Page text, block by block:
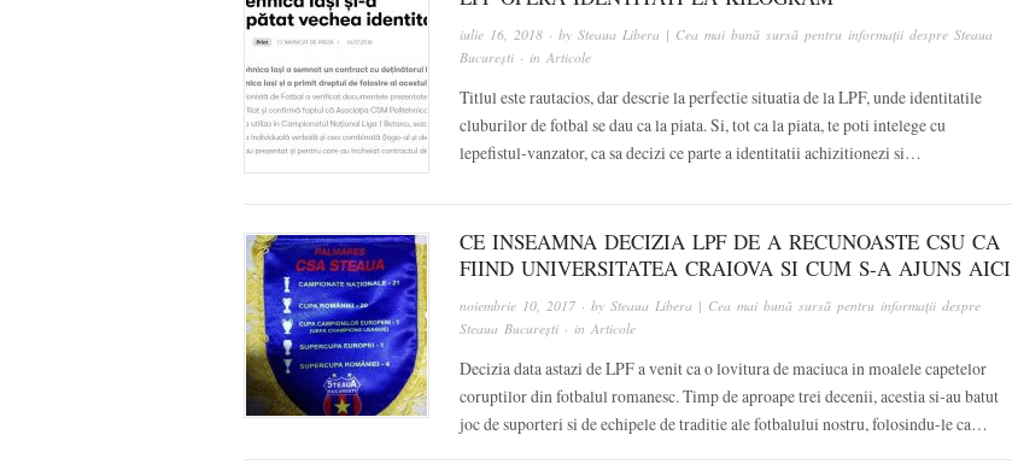
iulie 16, 2018 · by Steaua Libera | Cea mai bună sursă pentru informații despre Steaua
București · in Articole
Titlul este rautacios, dar descrie la perfectie situatia de la LPF, unde identitatile
cluburilor de fotbal se dau ca la piata. Si, tot ca la piata, te poti intelege cu
lepefistul-vanzator, ca sa decizi ce parte a identitatii achizitionezi si…
CE INSEAMNA DECIZIA LPF DE A RECUNOASTE CSU CA
FIIND UNIVERSITATEA CRAIOVA SI CUM S-A AJUNS AICI
noiembrie 10, 2017 · by Steaua Libera | Cea mai bună sursă pentru informații despre
Steaua București · in Articole
Decizia data astazi de LPF a venit ca o lovitura de maciuca in moalele capetelor
coruptilor din fotbalul romanesc. Timp de aproape trei decenii, acestia si-au batut
joc de suporteri si de echipele de traditie ale fotbalului nostru, folosindu-le ca…